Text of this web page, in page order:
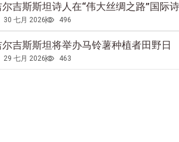
吉斯斯坦诗人在“伟大丝绸之路”国际
30 七月 2026 496
吉斯斯坦将举办马铃薯种植者田野日
29 七月 2026 463